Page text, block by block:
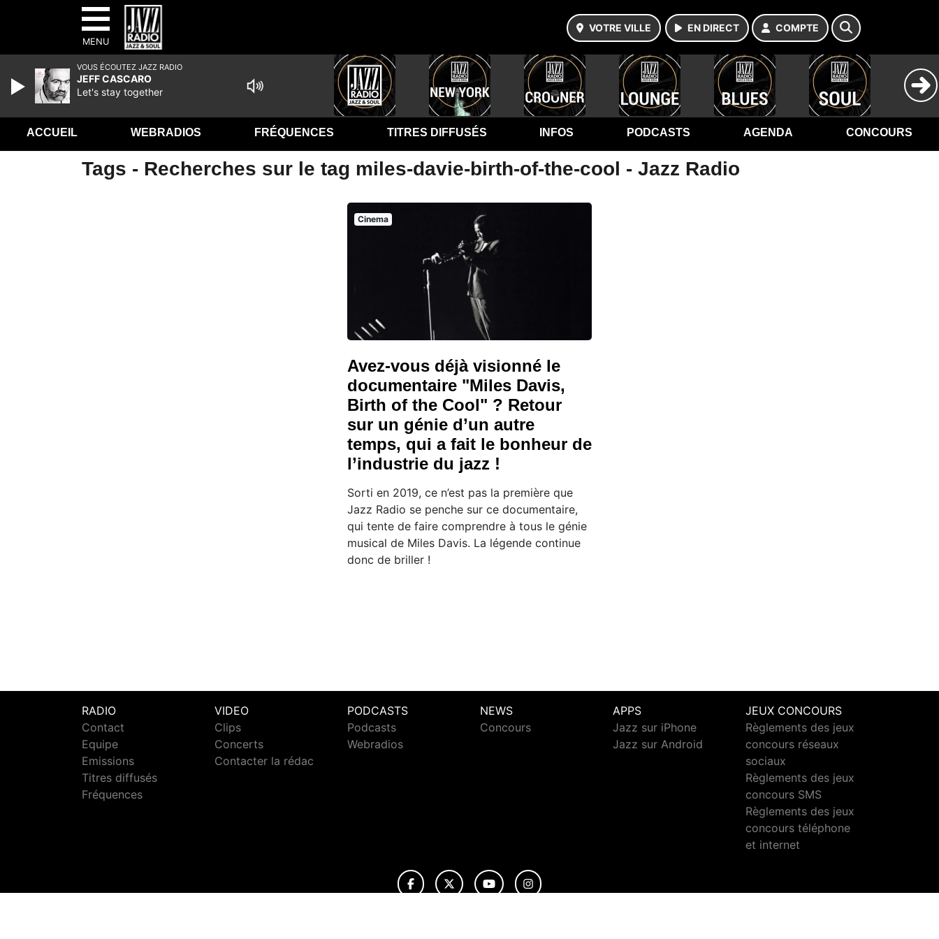
MENU
VOTRE VILLE EN DIRECT COMPTE
ACCUEIL WEBRADIOS FRÉQUENCES TITRES DIFFUSÉS INFOS PODCASTS AGENDA CONCOURS
Tags - Recherches sur le tag miles-davie-birth-of-the-cool - Jazz Radio
Cinema
Avez-vous déjà visionné le
documentaire "Miles Davis,
Birth of the Cool" ? Retour
sur un génie d’un autre
temps, qui a fait le bonheur de
l’industrie du jazz !
Sorti en 2019, ce n’est pas la première que
Jazz Radio se penche sur ce documentaire,
qui tente de faire comprendre à tous le génie
musical de Miles Davis. La légende continue
donc de briller !
RADIO
Contact
Equipe
Emissions
Titres diffusés
Fréquences
VIDEO
Clips
Concerts
Contacter la rédac
PODCASTS
Podcasts
Webradios
NEWS
Concours
APPS
Jazz sur iPhone
Jazz sur Android
JEUX CONCOURS
Règlements des jeux
concours réseaux
sociaux
Règlements des jeux
concours SMS
Règlements des jeux
concours téléphone
et internet
VOUS ÉCOUTEZ JAZZ RADIO
JEFF CASCARO
Let's stay together